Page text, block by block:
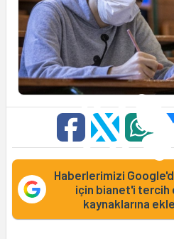
Haberlerimizi
için bianet'i tercih
kaynaklarına